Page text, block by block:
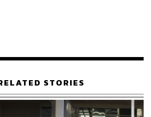
ภาคอย่าง Sea ของสิงคโปร์ และ GoTo
ยงการปลดพนักงานจำนวนมากจนถึงตอนนี้
ตราการจ้างงานลงและปรับปรุงการ
แทน
STORIES